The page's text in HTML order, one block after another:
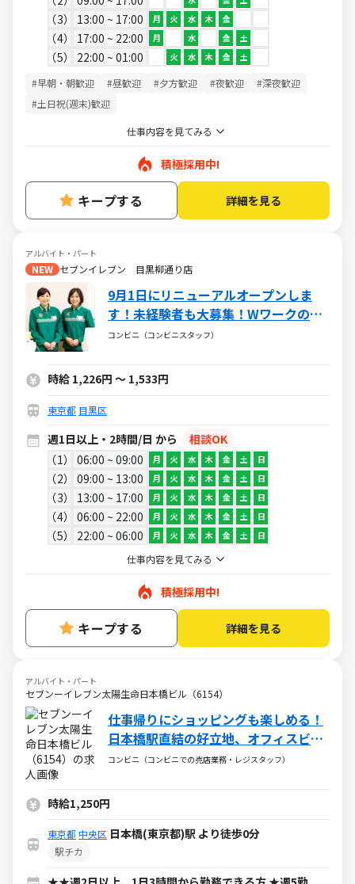
3 13:00 ~ 17:00 月 火 水 木 金
4 17:00 ~ 22:00 月 水 金 土
5 22:00 ~ 01:00 火 水 木 金 土
#早朝・朝歓迎 #昼歓迎 #夕方歓迎 #夜歓迎
#深夜歓迎
#土日祝(週末)歓迎
仕事内容を見てみる
積極採用中!
キープする 詳細を見る
アルバイト・パート
NEW セブンイレブン 目黒柳通り店
9月1日にリニューアルオープンしま
す！未経験者も大募集！Wワークの
方、短期の方も大歓迎です！
コンビニ（コンビニスタッフ）
時給 1,226円 ～ 1,533円
東京都 目黒区
週1日以上・2時間/日 から
相談OK
1
06:00 ~ 09:00 月 火 水 木 金 土 日
2 09:00 ~ 13:00 月 火 水 木 金 土 日
3 13:00 ~ 17:00 月 火 水 木 金 土 日
4 06:00 ~ 22:00 月 火 水 木 金 土 日
5 22:00 ~ 06:00 月 火 水 木 金 土 日
仕事内容を見てみる
積極採用中!
キープする 詳細を見る
アルバイト・パート
セブンーイレブン太陽生命日本橋ビル（6154）
仕事帰りにショッピングも楽しめる！
日本橋駅直結の好立地、オフィスビル
内店舗でのお仕事です！
コンビニ（コンビニでの売店業務・レジスタッフ）
時給1,250円
東京都 中央区 日本橋(東京都)駅 より徒歩0分
駅チカ